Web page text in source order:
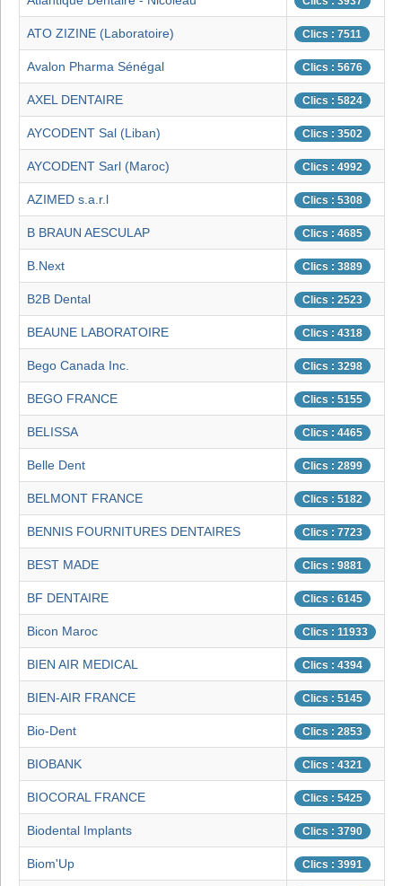
ATO ZIZINE (Laboratoire) Clics : 7511
Avalon Pharma Sénégal Clics : 5676
AXEL DENTAIRE Clics : 5824
AYCODENT Sal (Liban) Clics : 3502
AYCODENT Sarl (Maroc) Clics : 4992
AZIMED s.a.r.l Clics : 5308
B BRAUN AESCULAP Clics : 4685
B.Next Clics : 3889
B2B Dental Clics : 2523
BEAUNE LABORATOIRE Clics : 4318
Bego Canada Inc. Clics : 3298
BEGO FRANCE Clics : 5155
BELISSA Clics : 4465
Belle Dent Clics : 2899
BELMONT FRANCE Clics : 5182
BENNIS FOURNITURES DENTAIRES Clics : 7723
BEST MADE Clics : 9881
BF DENTAIRE Clics : 6145
Bicon Maroc Clics : 11933
BIEN AIR MEDICAL Clics : 4394
BIEN-AIR FRANCE Clics : 5145
Bio-Dent Clics : 2853
BIOBANK Clics : 4321
BIOCORAL FRANCE Clics : 5425
Biodental Implants Clics : 3790
Biom'Up Clics : 3991